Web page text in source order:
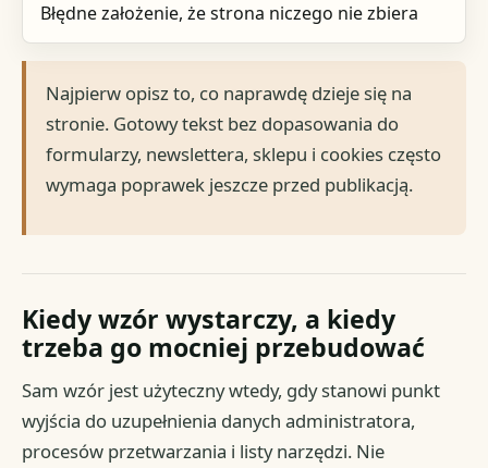
Błędne założenie, że strona niczego nie zbiera
Najpierw opisz to, co naprawdę dzieje się na
stronie. Gotowy tekst bez dopasowania do
formularzy, newslettera, sklepu i cookies często
wymaga poprawek jeszcze przed publikacją.
Kiedy wzór wystarczy, a kiedy
trzeba go mocniej przebudować
Sam wzór jest użyteczny wtedy, gdy stanowi punkt
wyjścia do uzupełnienia danych administratora,
procesów przetwarzania i listy narzędzi. Nie